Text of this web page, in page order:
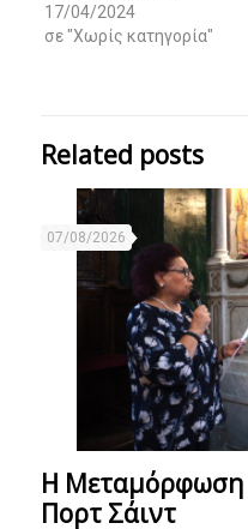
17/04/2024
σε "Χωρίς κατηγορία"
Related posts
07/08/2026
Η Μεταμόρφωση
Πορτ Σάιντ